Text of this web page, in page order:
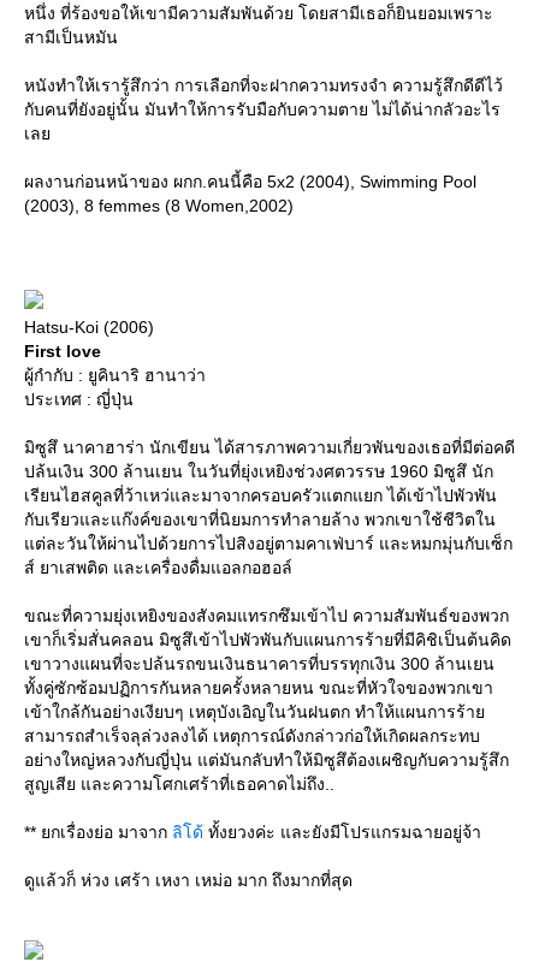
หนึ่ง ที่ร้องขอให้เขามีความสัมพันด้วย โดยสามีเธอก็ยินยอมเพราะ
สามีเป็นหมัน
หนังทำให้เรารู้สึกว่า การเลือกที่จะฝากความทรงจำ ความรู้สึกดีดีไว้
กับคนที่ยังอยู่นั้น มันทำให้การรับมือกับความตาย ไม่ได้น่ากลัวอะไร
เล
ผลงานก่อนหน้าของ ผกก.คนนี้คือ 5x2 (2004), Swimming Pool
(2003), 8 femmes (8 Women,2002)
Hatsu-Koi (2006)
First love
ผู้กำกับ : ยูคินาริ ฮานาว่า
ประเทศ : ญี่ปุ่น
มิซูสึ นาคาฮาร่า นักเขียน ได้สารภาพความเกี่ยวพันของเธอที่มีต่อคดี
ปล้นเงิน 300 ล้านเยน ในวันที่ยุ่งเหยิงช่วงศตวรรษ 1960 มิซูสึ นัก
เรียนไฮสคูลที่ว้าเหว่และมาจากครอบครัวแตกแยก ได้เข้าไปพัวพัน
กับเรียวและแก๊งค์ของเขาที่นิยมการทำลายล้าง พวกเขาใช้ชีวิตใน
ต่ละวันให้ผ่านไปด้วยการไปสิงอยู่ตามคาเฟ่บาร์ และหมกมุ่นกับเซ็ก
ส์ ยาเสพติด และเครื่องดื่มแอลกอฮอล์
ขณะที่ความยุ่งเหยิงของสังคมแทรกซึมเข้าไป ความสัมพันธ์ของพวก
เขาก็เริ่มสั่นคลอน มิซูสึเข้าไปพัวพันกับแผนการร้ายที่มีคิชิเป็นต้นคิด
เขาวางแผนที่จะปล้นรถขนเงินธนาคารที่บรรทุกเงิน 300 ล้านเยน
ทั้งคู่ซักซ้อมปฏิการกันหลายครั้งหลายหน ขณะที่หัวใจของพวกเขา
เข้าใกล้กันอย่างเงียบๆ เหตุบังเอิญในวันฝนตก ทำให้แผนการร้า
สามารถสำเร็จลุล่วงลงได้ เหตุการณ์ดังกล่าวก่อให้เกิดผลกระทบ
อย่างใหญ่หลวงกับญี่ปุ่น แต่มันกลับทำให้มิซูสึต้องเผชิญกับความรู้สึก
สูญเสีย และความโศกเศร้าที่เธอคาดไม่ถึง..
** ยกเรื่องย่อ มาจาก ลิโด้ ทั้งยวงค่ะ และยังมีโปรแกรมฉายอยู่จ้า
ดูแล้วก็ ห่วง เศร้า เหงา เหม่อ มาก ถึงมากที่สุด